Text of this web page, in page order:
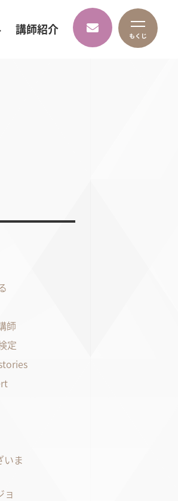
講師紹介
師
定
いま
ョ